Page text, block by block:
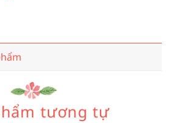
tương tự